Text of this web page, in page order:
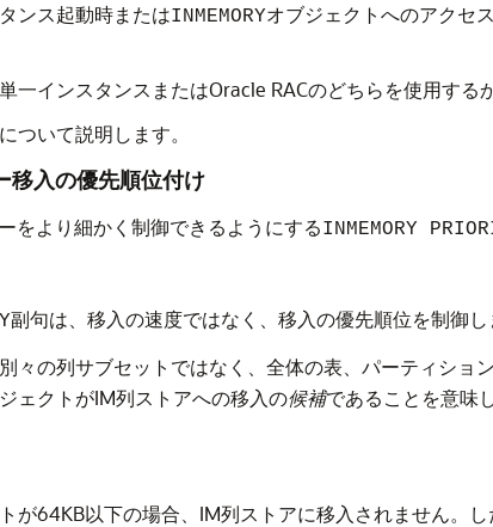
ンス起動時またはINMEMORYオブジェクトへのアクセ
一インスタンスまたはOracle RACのどちらを使用する
ついて説明します。
移入の優先順位付け
をより細かく制御できるようにするINMEMORY
副句は、移入の速度ではなく、移入の優先順位を制御し
々の列サブセットではなく、全体の表、パーティシ
ェクトがIM列ストアへの移入の候補であることを意味
が64KB以下の場合、IM列ストアに移入されません。